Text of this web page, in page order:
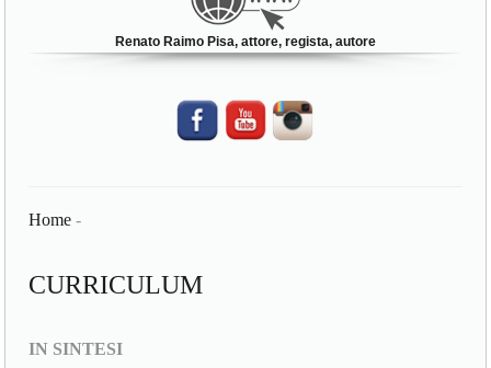
Renato Raimo Pisa, attore, regista, autore
Home -
CURRICULUM
IN SINTESI